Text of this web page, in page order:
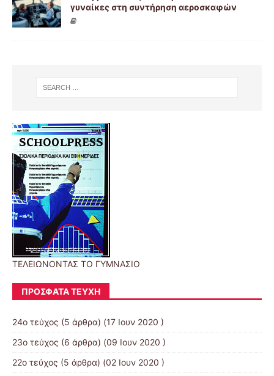
γυναίκες στη συντήρηση αεροσκαφών
ΤΕΛΕΙΩΝΟΝΤΑΣ ΤΟ ΓΥΜΝΑΣΙΟ
ΠΡΌΣΦΑΤΑ ΤΕΎΧΗ
24ο τεύχος (5 άρθρα) (17 Ιουν 2020 )
23ο τεύχος (6 άρθρα) (09 Ιουν 2020 )
22ο τεύχος (5 άρθρα) (02 Ιουν 2020 )